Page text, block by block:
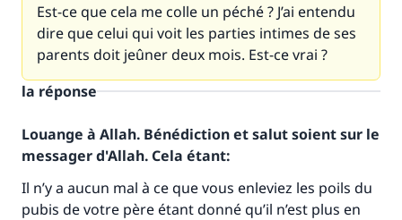
Est-ce que cela me colle un péché ? J’ai entendu
dire que celui qui voit les parties intimes de ses
parents doit jeûner deux mois. Est-ce vrai ?
la réponse
Louange à Allah. Bénédiction et salut soient sur le
messager d'Allah. Cela étant:
Il n’y a aucun mal à ce que vous enleviez les poils du
pubis de votre père étant donné qu’il n’est plus en
Faites une différence dans la vie de
millions de personnes grâce à votre
contribution